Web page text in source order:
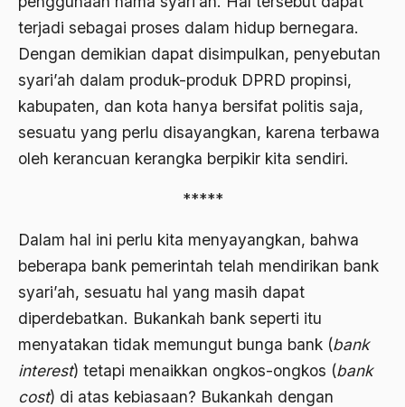
terjadi sebagai proses dalam hidup bernegara.
Dengan demikian dapat disimpulkan, penyebutan
syari’ah dalam produk-produk DPRD propinsi,
kabupaten, dan kota hanya bersifat politis saja,
sesuatu yang perlu disayangkan, karena terbawa
oleh kerancuan kerangka berpikir kita sendiri.
*****
Dalam hal ini perlu kita menyayangkan, bahwa
beberapa bank pemerintah telah mendirikan bank
syari’ah, sesuatu hal yang masih dapat
diperdebatkan. Bukankah bank seperti itu
menyatakan tidak memungut bunga bank (bank
interest) tetapi menaikkan ongkos-ongkos (bank
cost) di atas kebiasaan? Bukankah dengan
al-quran
Alexander Solzhenitsyin
Ali Khomeini
Ali Murtopo
Aliran AHmadiyah
Aliran Kepercayaan
Alistair Cook
Allah
ALmanak